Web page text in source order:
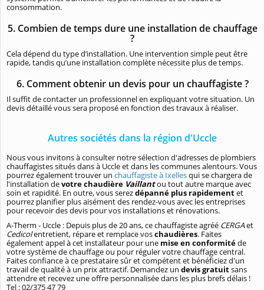
consommation.
5. Combien de temps dure une installation de chauffage
?
Cela dépend du type d’installation. Une intervention simple peut être
rapide, tandis qu’une installation complète nécessite plus de temps.
6. Comment obtenir un devis pour un chauffagiste ?
Il suffit de contacter un professionnel en expliquant votre situation. Un
devis détaillé vous sera proposé en fonction des travaux à réaliser.
Autres sociétés dans la région d'Uccle
Nous vous invitons à consulter notre sélection d'adresses de plombiers
chauffagistes situés dans à Uccle et dans les communes alentours. Vous
pourrez également trouver un chauffagiste à Ixellesqui se chargera de
l'installation devotre chaudière Vaillantou tout autre marque avec
soin et rapidité. En outre, vous serezdépanné plus rapidementet
pourrez planifier plus aisément des rendez-vous avec les entreprises
pour recevoir des devis pour vos installations et rénovations.
A-Therm - Uccle : Depuis plus de 20 ans, ce chauffagiste agréé CERGAet
Cedicolentretient, répare et remplace voschaudières. Faites
également appel à cet installateur pour une mise en conformitéde
votre système de chauffage ou pour réguler votre chauffage central.
Faites confiance à ce prestataire sûr et compétent et bénéficiez d'un
travail de qualité à un prix attractif. Demandez un devis gratuitsans
attendre et recevez une offre personnalisée dans les plus brefs délais !
Tel : 02/375 47 79